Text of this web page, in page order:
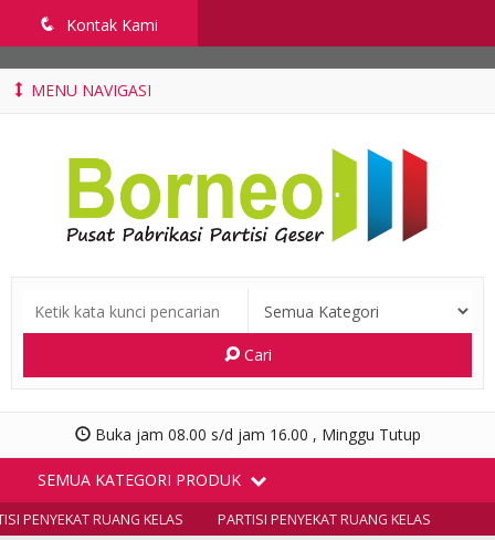
q Kontak Kami
MENU NAVIGASI
Cari
Buka jam 08.00 s/d jam 16.00 , Minggu Tutup
SEMUA KATEGORI PRODUK
PENYEKAT RUANG KELAS PARTISI PENYEKAT RUANG KELAS